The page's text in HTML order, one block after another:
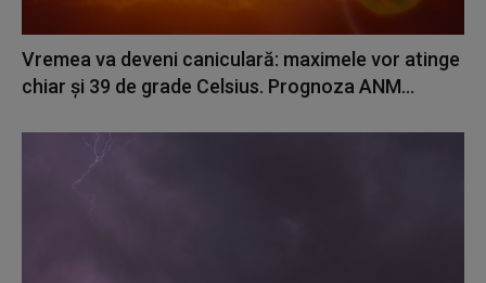
Vremea va deveni caniculară: maximele vor atinge
chiar şi 39 de grade Celsius. Prognoza ANM...